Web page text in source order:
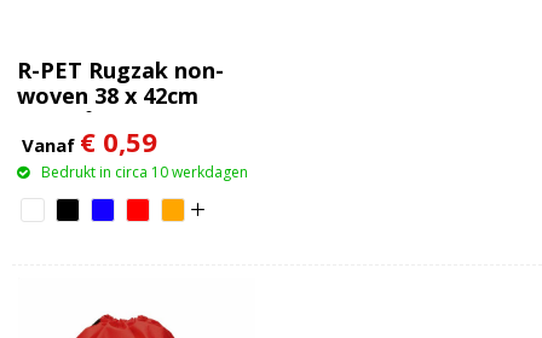
R-PET Rugzak non-
woven 38 x 42cm
75g/m²
Vanaf € 0,59
Bedrukt in circa 10 werkdagen